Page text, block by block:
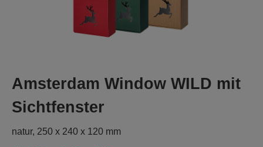
Amsterdam Window WILD mit
Sichtfenster
natur, 250 x 240 x 120 mm